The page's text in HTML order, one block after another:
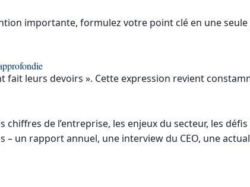
importante, formulez votre point clé en une
fait leurs devoirs ». Cette expression revient
de l’entreprise, les enjeux du secteur, les
un rapport annuel, une interview du CEO, une